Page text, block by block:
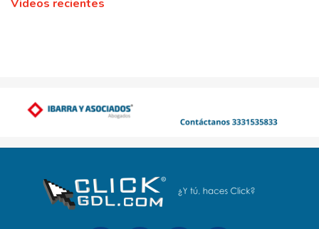
Videos recientes